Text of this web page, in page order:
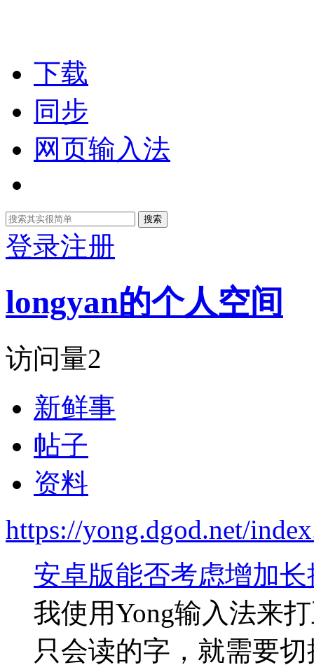
下载
同步
网页输入法
搜索
登录注册
longyan的个人空间
访问量2
新鲜事
帖子
资料
https://yong.dgod.net/
安卓版能否考虑增加
我使用Yong输入法来
只会读的字，就需要